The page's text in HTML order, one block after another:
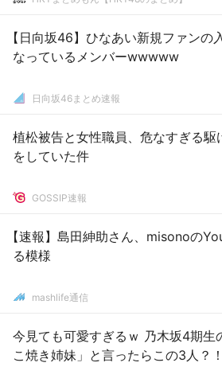
【日向坂46】ひなあい新規ファンの
なっているメンバーwwwww
日向坂46まとめ速報
植松被告と女性職員、危なすぎる駆
をしていた件
GOSSIP速報
【速報】島田紳助さん、misonoの
る模様
mashlife通信
今見ても可愛すぎるｗ 乃木坂4期生
こ焼き姉妹」と言ったらこの3人？！